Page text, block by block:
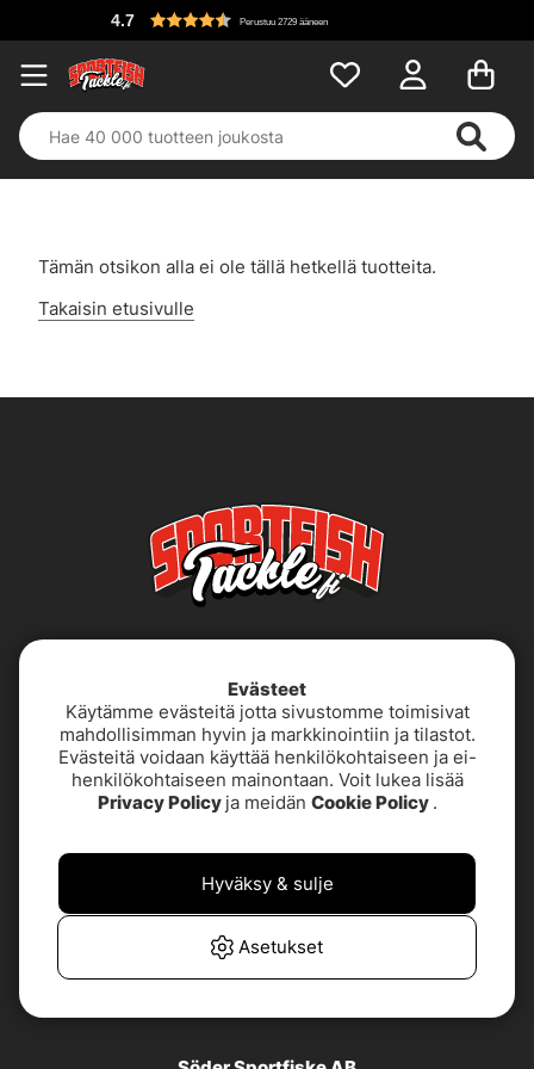
4.7 Perustuu 2729 ääneen
Tämän otsikon alla ei ole tällä hetkellä tuotteita.
Takaisin etusivulle
Käyttöehdot Saavutettavuusseloste
Evästeet
Käytämme evästeitä jotta sivustomme toimisivat
mahdollisimman hyvin ja markkinointiin ja tilastot.
Evästeitä voidaan käyttää henkilökohtaiseen ja ei-
henkilökohtaiseen mainontaan. Voit lukea lisää
Privacy Policy ja meidän Cookie Policy .
Asetukset
Hyväksy & sulje